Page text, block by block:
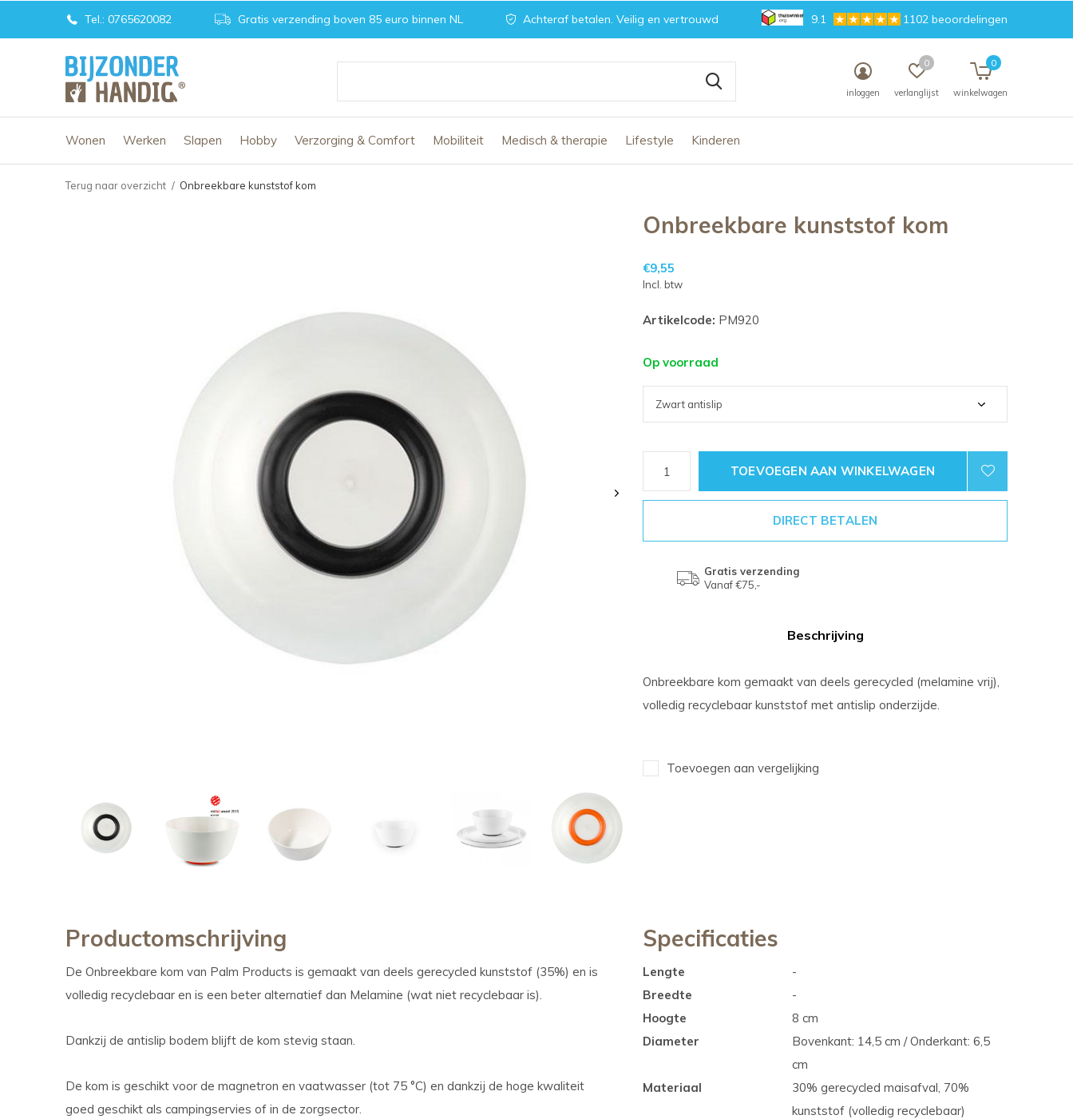
Wonen Werken Slapen Hobby Verzorging & Comfort Mobiliteit Medisch & therapie Lifestyle Kinderen
inloggen verlanglijst
0
winkelwagen
0
Tel.: 0765620082 Gratis verzending boven 85 euro binnen NL Achteraf betalen. Veilig en vertrouwd 9.1 1102 beoordelingen
Terug naar overzicht Onbreekbare kunststof kom
Onbreekbare kunststof kom
€9,55
Incl. btw
Artikelcode: PM920
Op voorraad
TOEVOEGEN AAN WINKELWAGEN
DIRECT BETALEN
Gratis verzending
Vanaf €75,-
Beschrijving
Onbreekbare kom gemaakt van deels gerecycled (melamine vrij),
volledig recyclebaar kunststof met antislip onderzijde.
Toevoegen aan vergelijking
Productomschrijving
De Onbreekbare kom van Palm Products is gemaakt van deels gerecycled kunststof (35%) en is
volledig recyclebaar en is een beter alternatief dan Melamine (wat niet recyclebaar is).
Dankzij de antislip bodem blijft de kom stevig staan.
De kom is geschikt voor de magnetron en vaatwasser (tot 75 °C) en dankzij de hoge kwaliteit
goed geschikt als campingservies of in de zorgsector.
Specificaties
Lengte
-
Breedte
-
Hoogte
8 cm
Diameter
Bovenkant: 14,5 cm / Onderkant: 6,5
cm
Materiaal
30% gerecycled maisafval, 70%
kunststof (volledig recyclebaar)